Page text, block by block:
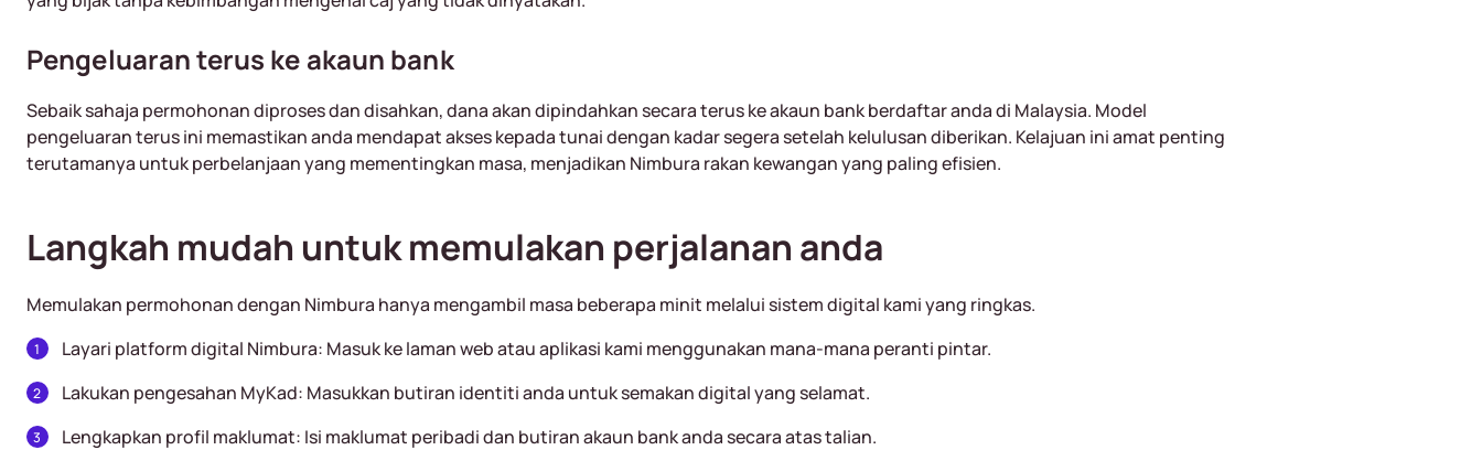
Pengeluaran terus ke akaun bank
Sebaik sahaja permohonan diproses dan disahkan, dana akan dipindahkan secara terus ke akaun bank berdaftar anda di Malaysia. Model
pengeluaran terus ini memastikan anda mendapat akses kepada tunai dengan kadar segera setelah kelulusan diberikan. Kelajuan ini amat penting
terutamanya untuk perbelanjaan yang mementingkan masa, menjadikan Nimbura rakan kewangan yang paling efisien.
Langkah mudah untuk memulakan perjalanan anda
Memulakan permohonan dengan Nimbura hanya mengambil masa beberapa minit melalui sistem digital kami yang ringkas.
Layari platform digital Nimbura: Masuk ke laman web atau aplikasi kami menggunakan mana-mana peranti pintar.
Lakukan pengesahan MyKad: Masukkan butiran identiti anda untuk semakan digital yang selamat.
Lengkapkan profil maklumat: Isi maklumat peribadi dan butiran akaun bank anda secara atas talian.